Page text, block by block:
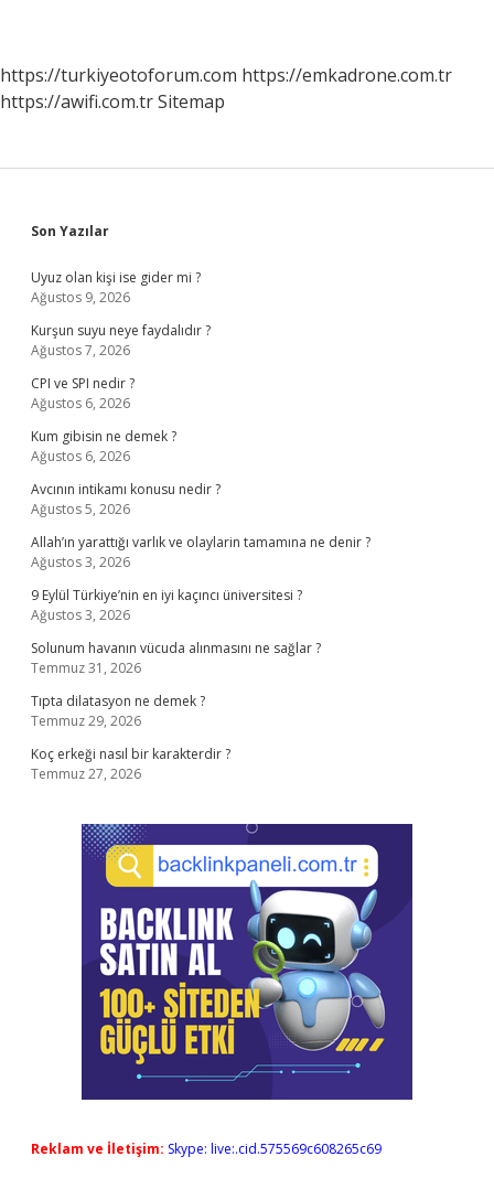
Fark
Nedir
https://turkiyeotoforum.com https://emkadrone.com.tr
https://awifi.com.trSitemap
Sidebar
Son Yazılar
Uyuz olan kişi ise gider mi ?
Ağustos 9, 2026
Kurşun suyu neye faydalıdır ?
Ağustos 7, 2026
CPI ve SPI nedir ?
Ağustos 6, 2026
Kum gibisin ne demek ?
Ağustos 6, 2026
Avcının intikamı konusu nedir ?
Ağustos 5, 2026
Allah’ın yarattığı varlık ve olaylarin tamamına ne denir ?
Ağustos 3, 2026
9 Eylül Türkiye’nin en iyi kaçıncı üniversitesi ?
Ağustos 3, 2026
Solunum havanın vücuda alınmasını ne sağlar ?
Temmuz 31, 2026
Tıpta dilatasyon ne demek ?
Temmuz 29, 2026
Koç erkeği nasıl bir karakterdir ?
Temmuz 27, 2026
Reklam ve İletişim: Skype: live:.cid.575569c608265c69